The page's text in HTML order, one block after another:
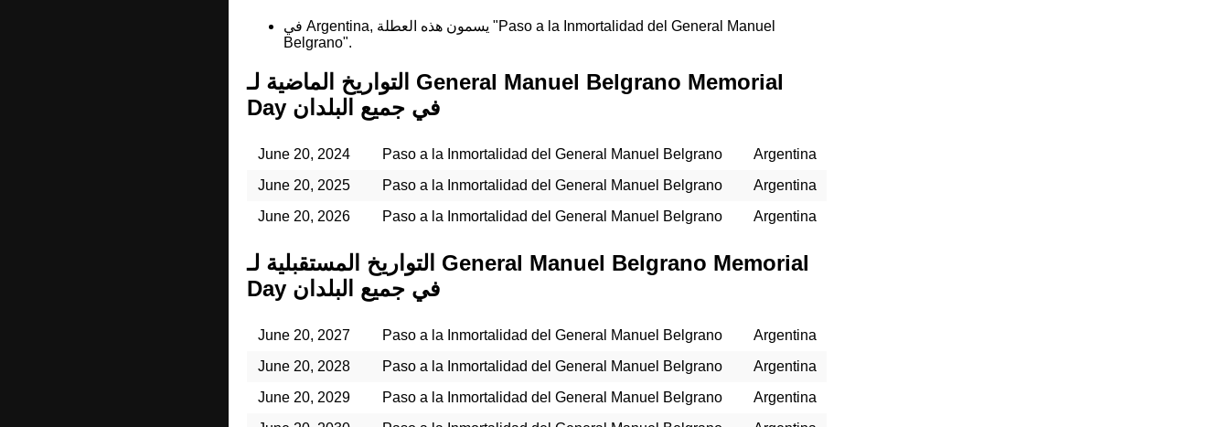
في Argentina, يسمون هذه العطلة "Paso a la Inmortalidad del General Manuel
Belgrano".
التواريخ الماضية لـ General Manuel Belgrano Memorial
Day في جميع البلدان
June 20, 2024 Paso a la Inmortalidad del General Manuel Belgrano
Argentina
June 20, 2025
Paso a la Inmortalidad del General Manuel Belgrano
Argentina
June 20, 2026
Paso a la Inmortalidad del General Manuel Belgrano Argentina
التواريخ المستقبلية لـ General Manuel Belgrano Memorial
Day في جميع البلدان
June 20, 2027 Paso a la Inmortalidad del General Manuel Belgrano
Argentina
June 20, 2028
Paso a la Inmortalidad del General Manuel Belgrano
Argentina
June 20, 2029
Paso a la Inmortalidad del General Manuel Belgrano
Argentina